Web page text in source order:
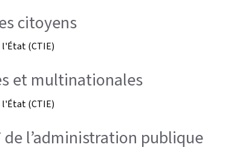
citoyens
(CTIE)
et multinationales
(CTIE)
l’administration publique